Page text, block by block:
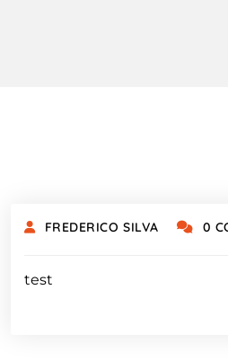
FREDERICO SILVA 0
test